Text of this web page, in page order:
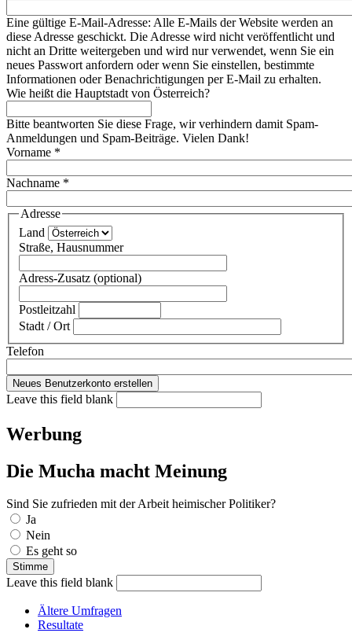
Eine gültige E-Mail-Adresse: Alle E-Mails der Website werden an
diese Adresse geschickt. Die Adresse wird nicht veröffentlicht und
nicht an Dritte weitergeben und wird nur verwendet, wenn Sie ein
neues Passwort anfordern oder wenn Sie einstellen, bestimmte
Informationen oder Benachrichtigungen per E-Mail zu erhalten.
Wie heißt die Hauptstadt von Österreich?
Bitte beantworten Sie diese Frage, wir verhindern damit Spam-
Anmeldungen und Spam-Beiträge. Vielen Dank!
Vorname *
Nachname *
Adresse
Land
Straße, Hausnummer
Adress-Zusatz (optional)
Postleitzahl
Stadt / Ort
Telefon
Leave this field blank
Werbung
Die Mucha macht Meinung
Sind Sie zufrieden mit der Arbeit heimischer Politiker?
Auswahlmöglichkeiten
Ja
Nein
Es geht so
Leave this field blank
Ältere Umfragen
Resultate